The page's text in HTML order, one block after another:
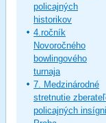
policajných
historikov
4.ročník
Novoročného
bowlingového
turnaja
7. Medzinárodné
stretnutie
policajných